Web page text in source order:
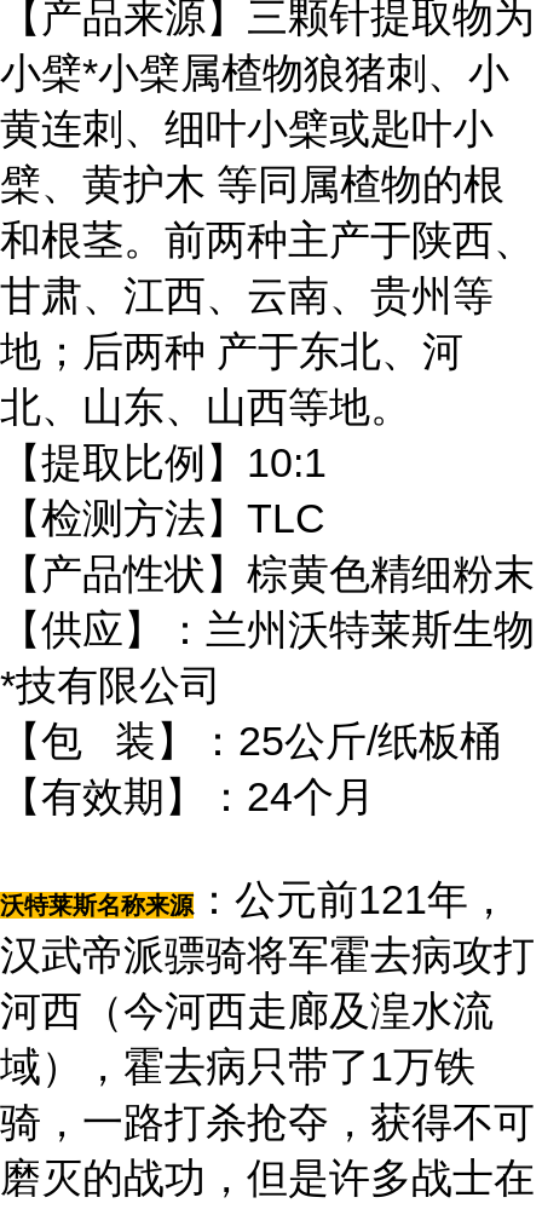
【产品来源】三颗针提取物为
小檗*小檗属楂物狼猪刺、小
黄连刺、细叶小檗或匙叶小
檗、黄护木 等同属楂物的根
和根茎。前两种主产于陕西、
甘肃、江西、云南、贵州等
地；后两种 产于东北、河
北、山东、山西等地。
【提取比例】10:1
【检测方法】TLC
【产品性状】棕黄色精细粉末
【供应】：兰州沃特莱斯生物
*技有限公司
【包 装】：25公斤/纸板桶
【有效期】：24个月
沃特莱斯名称来源
：公元前121年，
汉武帝派骠骑将军霍去病攻打
河西（今河西走廊及湟水流
域），霍去病只带了1万铁
骑，一路打杀抢夺，获得不可
磨灭的战功，但是许多战士在